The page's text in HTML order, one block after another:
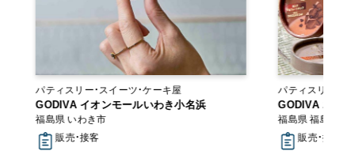
パティスリー・スイーツ・ケーキ屋
GODIVA イオンモールいわき小名浜
福島県 いわき市
販売・接客
パティスリー・ス
GODIVA エス
福島県 福島市
販売・接客